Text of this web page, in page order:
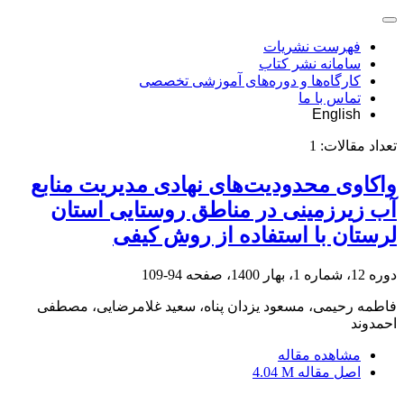
فهرست نشریات
سامانه نشر کتاب
کارگاه‌ها و دوره‌های آموزشی تخصصی
تماس با ما
English
تعداد مقالات: 1
واکاوی محدودیت‌های نهادی مدیریت منابع
آب زیرزمینی در مناطق روستایی استان
لرستان با استفاده از روش کیفی
دوره 12، شماره 1، بهار 1400، صفحه 94-109
فاطمه رحیمی، مسعود یزدان پناه، سعید غلامرضایی، مصطفی
احمدوند
مشاهده مقاله
اصل مقاله 4.04 M